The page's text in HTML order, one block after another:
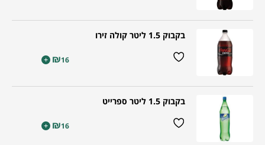
בקבוק 1.5 ליטר קולה זירו
₪16
+
בקבוק 1.5 ליטר ספרייט
₪16
+